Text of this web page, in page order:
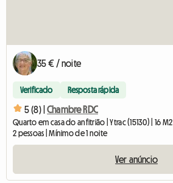
35 € / noite
Verificado Resposta rápida
5 (8) | Chambre RDC
Quarto em casa do anfitrião | Ytrac (15130) | 16 M2
2 pessoas | Mínimo de 1 noite
Ver anúncio